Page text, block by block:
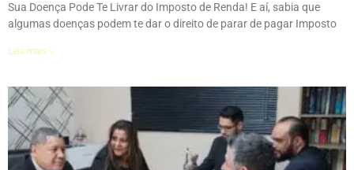
Sua Doença Pode Te Livrar do Imposto de Renda! E aí, sabia que
algumas doenças podem te dar o direito de parar de pagar Imposto
Leia mais »